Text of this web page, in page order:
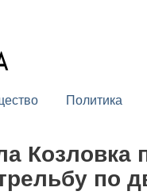
Политика
Козловка
по